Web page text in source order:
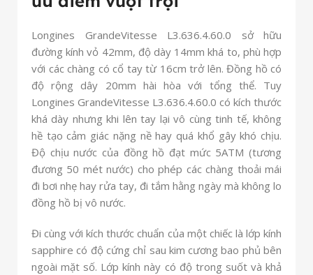
Longines GrandeVitesse L3.636.4.60.0 sở hữu
đường kính vỏ 42mm, độ dày 14mm khá to, phù hợp
với các chàng có cổ tay từ 16cm trở lên. Đồng hồ có
độ rộng dây 20mm hài hòa với tổng thể. Tuy
Longines GrandeVitesse L3.636.4.60.0 có kích thước
khá dày nhưng khi lên tay lại vô cùng tinh tế, không
hề tạo cảm giác nặng nề hay quá khổ gây khó chịu.
Độ chịu nước của đồng hồ đạt mức 5ATM (tương
đương 50 mét nước) cho phép các chàng thoải mái
đi bơi nhẹ hay rửa tay, đi tắm hằng ngày mà không lo
đồng hồ bị vô nước.
Đi cùng với kích thước chuẩn của một chiếc là lớp kính
sapphire có độ cứng chỉ sau kim cương bao phủ bên
ngoài mặt số. Lớp kính này có độ trong suốt và khả